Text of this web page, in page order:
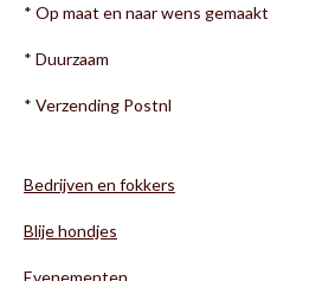
* Op maat en naar wens gemaakt
* Duurzaam
* Verzending Postnl
Bedrijven en fokkers
Blije hondjes
Evenementen